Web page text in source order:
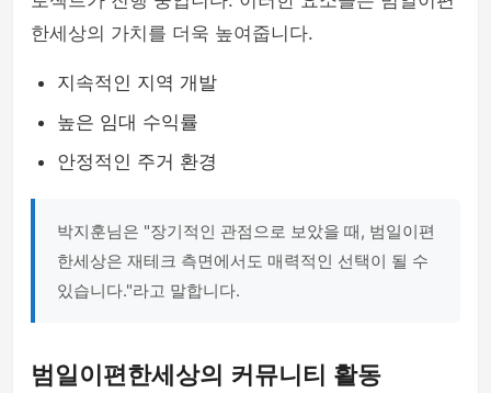
한세상의 가치를 더욱 높여줍니다.
지속적인 지역 개발
높은 임대 수익률
안정적인 주거 환경
박지훈님은 "장기적인 관점으로 보았을 때, 범일이편
한세상은 재테크 측면에서도 매력적인 선택이 될 수
있습니다."라고 말합니다.
범일이편한세상의 커뮤니티 활동